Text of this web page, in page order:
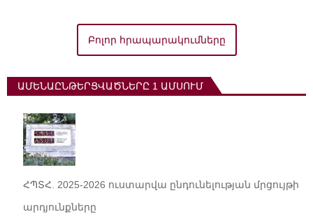
Բոլոր հրապարակումները
ԱՄԵՆԱԸՆԹԵՐՑՎԱԾՆԵՐԸ 1 ԱՄՍՈՒՄ
ՀՊՏՀ. 2025-2026 ուստարվա ընդունելության մրցույթի
արդյունքները